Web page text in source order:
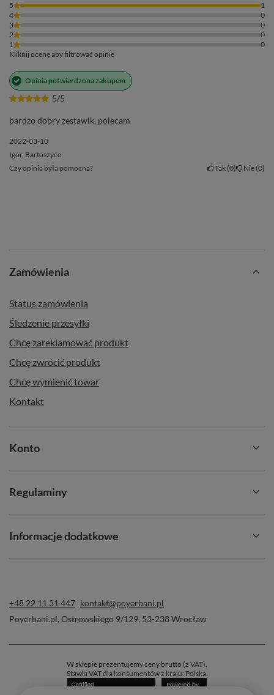
5
1
4
0
3
0
2
0
1
0
Kliknij ocenę aby filtrować opinie
5/5
Opinia potwierdzona zakupem
bardzo dobry zestawik, polecam
2022-03-10
Igor, Bartoszyce
Czy opinia była pomocna?
Tak 0 Nie 0
Zamówienia
Status zamówienia
Śledzenie przesyłki
Chcę zareklamować produkt
Chcę zwrócić produkt
Chcę wymienić towar
Kontakt
Konto
Regulaminy
Informacje dodatkowe
+48 22 11 31 447 kontakt@poyerbani.pl
Poyerbani.pl, Ostrowskiego 9/129, 53-238Wrocław
W sklepie prezentujemy ceny brutto (z VAT).
Stawki VAT dla konsumentów z kraju: Polska.